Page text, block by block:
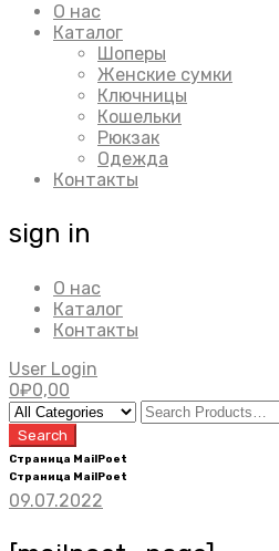
О нас
Каталог
Шоперы
Женские сумки
Ключницы
Кошельки
Рюкзак
Одежда
Контакты
sign in
О нас
Каталог
Контакты
User Login
0₽0,00
Страница MailPoet
Страница MailPoet
09.07.2022